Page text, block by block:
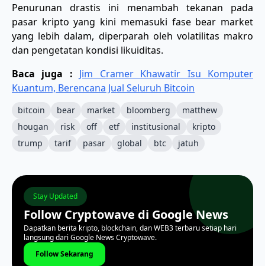
Penurunan drastis ini menambah tekanan pada
pasar kripto yang kini memasuki fase bear market
yang lebih dalam, diperparah oleh volatilitas makro
dan pengetatan kondisi likuiditas.
Baca juga : Jim Cramer Khawatir Isu Komputer
Kuantum, Berencana Jual Seluruh Bitcoin
bitcoin bear market bloomberg
matthew
hougan
risk off etf institusional
kripto
trump
tarif pasar global btc jatuh
Stay Updated
Follow Cryptowave di Google News
Dapatkan berita kripto, blockchain, dan WEB3 terbaru setiap hari
langsung dari Google News Cryptowave.
Follow Sekarang